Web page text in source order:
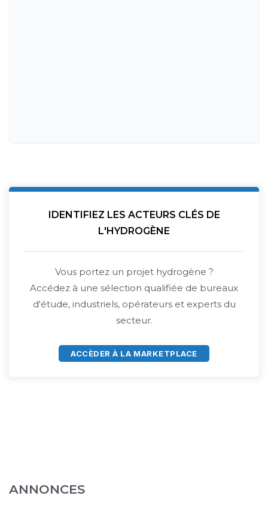
IDENTIFIEZ LES ACTEURS CLÉS DE
L'HYDROGÈNE
Vous portez un projet hydrogène ?
Accédez à une sélection qualifiée de bureaux
d'étude, industriels, opérateurs et experts du
secteur.
ACCÈDER À LA MARKETPLACE
ANNONCES